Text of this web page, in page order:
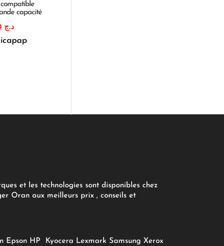
compatible
capacité
د.ج
et les technologies sont disponibles chez
Oran aux meilleurs prix , conseils et
Epson HP Kyocera Lexmark Samsung Xerox